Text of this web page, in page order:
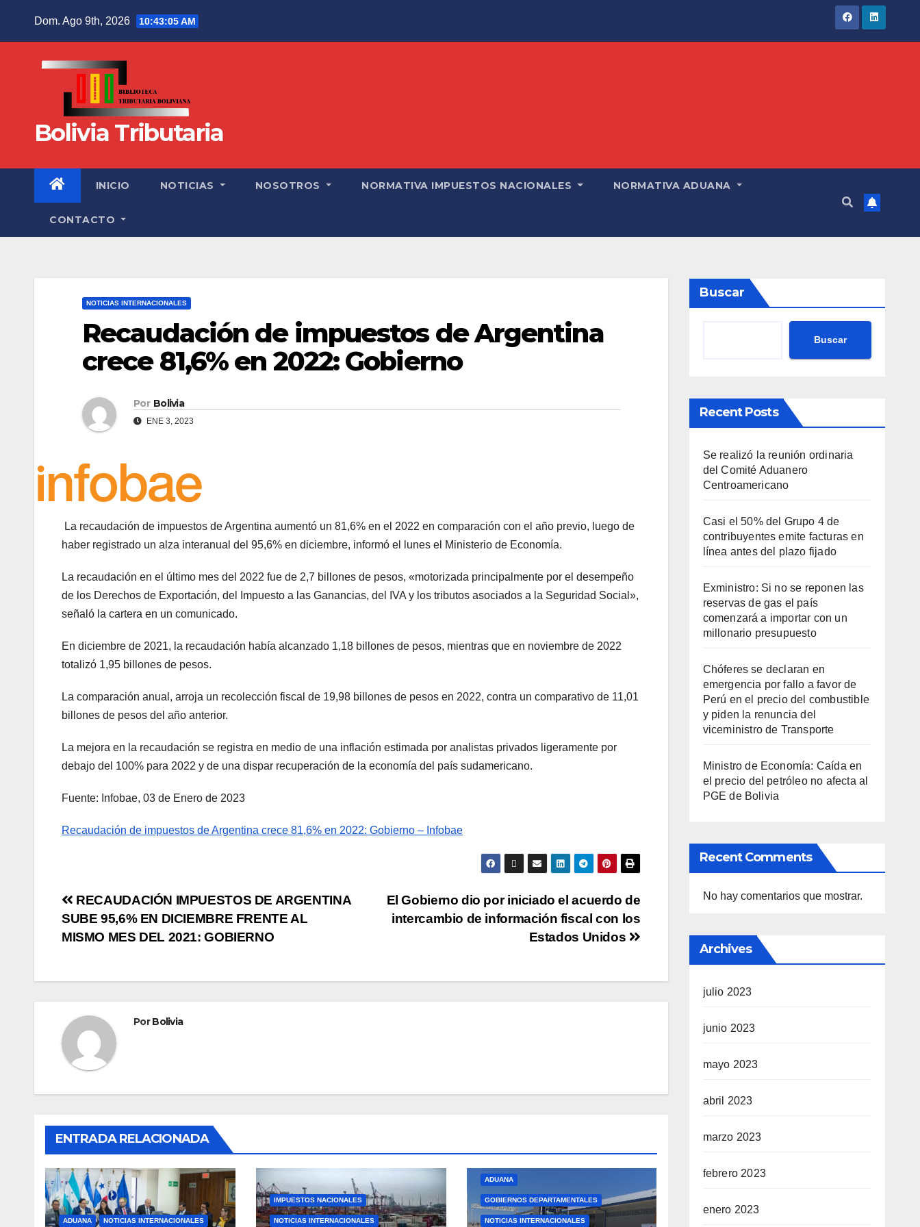
Dom. Ago 9th, 2026 10:43:06 AM
Bolivia Tributaria
INICIO NOTICIAS NOSOTROS NORMATIVA IMPUESTOS NACIONALES NORMATIVA ADUANA
CONTACTO
NOTICIAS INTERNACIONALES
Recaudación de impuestos de Argentina
crece 81,6% en 2022: Gobierno
Por Bolivia
ENE 3, 2023
La recaudación de impuestos de Argentina aumentó un 81,6% en el 2022 en comparación con el año previo, luego de
haber registrado un alza interanual del 95,6% en diciembre, informó el lunes el Ministerio de Economía.
La recaudación en el último mes del 2022 fue de 2,7 billones de pesos, «motorizada principalmente por el desempeño
de los Derechos de Exportación, del Impuesto a las Ganancias, del IVA y los tributos asociados a la Seguridad Social»,
señaló la cartera en un comunicado.
En diciembre de 2021, la recaudación había alcanzado 1,18 billones de pesos, mientras que en noviembre de 2022
totalizó 1,95 billones de pesos.
La comparación anual, arroja un recolección fiscal de 19,98 billones de pesos en 2022, contra un comparativo de 11,01
billones de pesos del año anterior.
La mejora en la recaudación se registra en medio de una inflación estimada por analistas privados ligeramente por
debajo del 100% para 2022 y de una dispar recuperación de la economía del país sudamericano.
Fuente: Infobae, 03 de Enero de 2023
Recaudación de impuestos de Argentina crece 81,6% en 2022: Gobierno – Infobae
El Gobierno dio por iniciado el acuerdo de
intercambio de información fiscal con los
Estados Unidos
RECAUDACIÓN IMPUESTOS DE ARGENTINA
SUBE 95,6% EN DICIEMBRE FRENTE AL
MISMO MES DEL 2021: GOBIERNO
PorBolivia
ENTRADA RELACIONADA
ADUANA NOTICIAS INTERNACIONALES
IMPUESTOS NACIONALES
NOTICIAS INTERNACIONALES
ADUANA
GOBIERNOS DEPARTAMENTALES
NOTICIAS INTERNACIONALES
Buscar
Buscar
Recent Posts
Se realizó la reunión ordinaria
del Comité Aduanero
Centroamericano
Casi el 50% del Grupo 4 de
contribuyentes emite facturas en
línea antes del plazo fijado
Exministro: Si no se reponen las
reservas de gas el país
comenzará a importar con un
millonario presupuesto
Chóferes se declaran en
emergencia por fallo a favor de
Perú en el precio del combustible
y piden la renuncia del
viceministro de Transporte
Ministro de Economía: Caída en
el precio del petróleo no afecta al
PGE de Bolivia
Recent Comments
No hay comentarios que mostrar.
Archives
julio 2023
junio 2023
mayo 2023
abril 2023
marzo 2023
febrero 2023
enero 2023